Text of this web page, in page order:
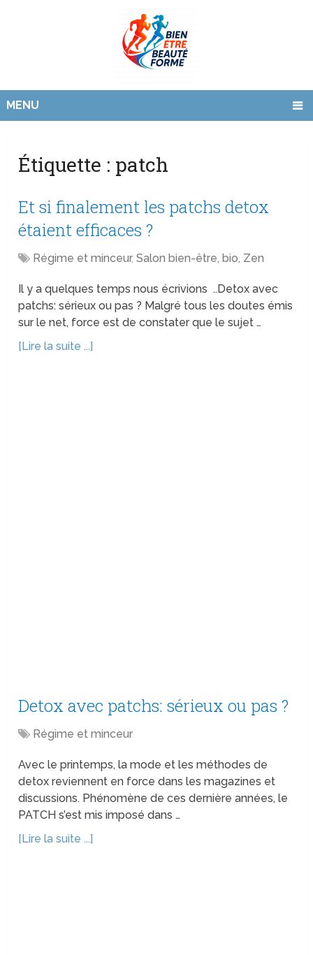
MENU
Étiquette : patch
Et si finalement les patchs detox
étaient efficaces ?
Régime et minceur,Salon bien-être, bio, Zen
Il y a quelques temps nous écrivions ..Detox avec
patchs: sérieux ou pas ? Malgré tous les doutes émis
sur le net, force est de constater que le sujet …
[Lire la suite ...]
Detox avec patchs: sérieux ou pas ?
Régime et minceur
Avec le printemps, la mode et les méthodes de
detox reviennent en force dans les magazines et
discussions. Phénomène de ces dernière années, le
PATCH s’est mis imposé dans …
[Lire la suite ...]